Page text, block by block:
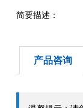
简要描述：
产品咨询